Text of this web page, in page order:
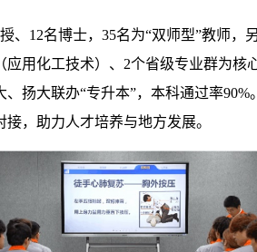
12名博士，35名为“双师型”教师，
用化工技术）、2个省级专业群为核
扬大联办“专升本”，本科通过率
，助力人才培养与地方发展。